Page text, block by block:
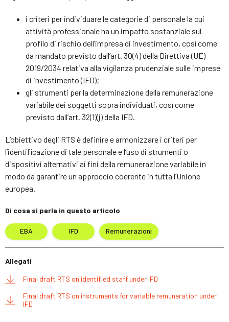
i criteri per individuare le categorie di personale la cui
attività professionale ha un impatto sostanziale sul
profilo di rischio dell’impresa di investimento, così come
da mandato previsto dall’art. 30(4) della Direttiva (UE)
2019/2034 relativa alla vigilanza prudenziale sulle imprese
di investimento (IFD);
gli strumenti per la determinazione della remunerazione
variabile dei soggetti sopra individuati, così come
previsto dall’art. 32(1)(j) della IFD.
L’obiettivo degli RTS è definire e armonizzare i criteri per
l’identificazione di tale personale e l’uso di strumenti o
dispositivi alternativi ai fini della remunerazione variabile in
modo da garantire un approccio coerente in tutta l’Unione
europea.
Di cosa si parla in questo articolo
EBA IFD Remunerazioni
Allegati
Final draft RTS on identified staff under IFD
Final draft RTS on instruments for variable remuneration under
IFD